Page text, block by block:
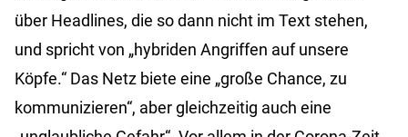
über Headlines, die so dann nicht im Text stehen,
und spricht von „hybriden Angriffen auf unsere
Köpfe.“ Das Netz biete eine „große Chance, zu
kommunizieren“, aber gleichzeitig auch eine